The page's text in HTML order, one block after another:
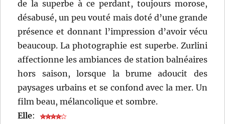
de la superbe à ce perdant, toujours morose,
désabusé, un peu vouté mais doté d’une grande
présence et donnant l’impression d’avoir vécu
beaucoup. La photographie est superbe. Zurlini
affectionne les ambiances de station balnéaires
hors saison, lorsque la brume adoucit des
paysages urbains et se confond avec la mer. Un
film beau, mélancolique et sombre.
Elle: